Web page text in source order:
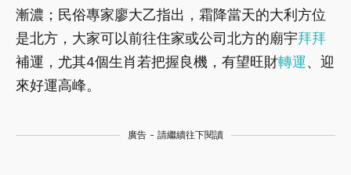
漸濃；民俗專家廖大乙指出，霜降當天的大利方位
是北方，大家可以前往住家或公司北方的廟宇拜拜
補運，尤其4個生肖若把握良機，有望旺財轉運、迎
來好運高峰。
廣告 - 請繼續往下閱讀